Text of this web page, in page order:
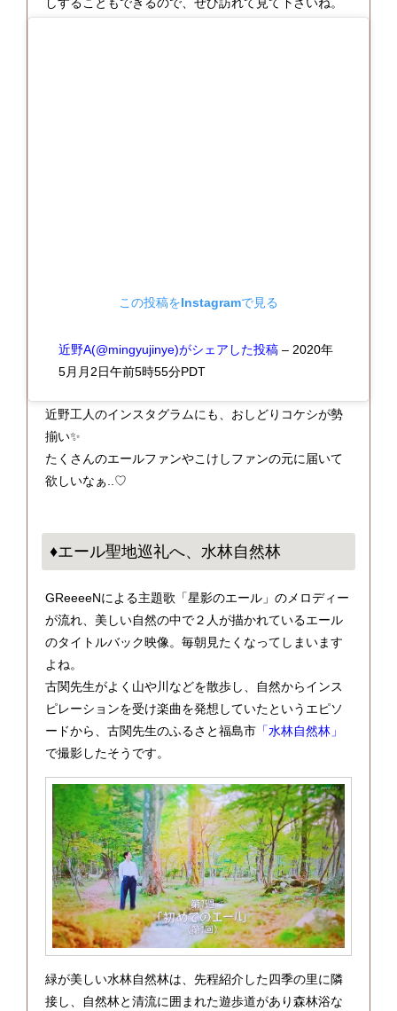
しすることもできるので、ぜひ訪れて見て下さいね。
この投稿をInstagramで見る
近野A(@mingyujinye)がシェアした投稿 – 2020年
5月月2日午前5時55分PDT
近野工人のインスタグラムにも、おしどりコケシが勢
揃い✨
たくさんのエールファンやこけしファンの元に届いて
欲しいなぁ..♡
♦エール聖地巡礼へ、水林自然林
GReeeeNによる主題歌「星影のエール」のメロディー
が流れ、美しい自然の中で２人が描かれているエール
のタイトルバック映像。毎朝見たくなってしまいます
よね。
古関先生がよく山や川などを散歩し、自然からインス
ピレーションを受け楽曲を発想していたというエピソ
ードから、古関先生のふるさと福島市「水林自然林」
で撮影したそうです。
緑が美しい水林自然林は、先程紹介した四季の里に隣
接し、自然林と清流に囲まれた遊歩道があり森林浴な